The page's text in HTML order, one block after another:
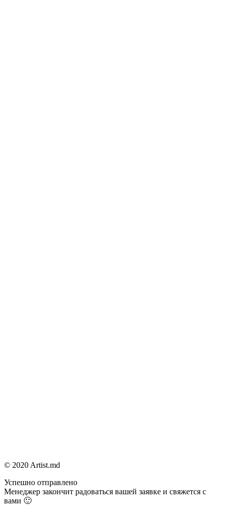
© 2020 Artist.md
Успешно отправлено
Менеджер закончит радоваться вашей заявке и свяжется с
вами 🙂